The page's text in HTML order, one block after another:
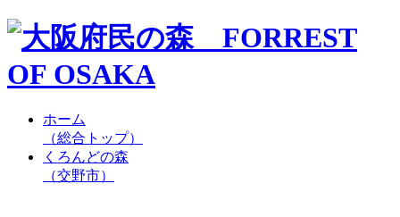
ホーム
（総合トップ）
くろんどの森
（交野市）